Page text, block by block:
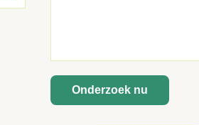
Onderzoek nu